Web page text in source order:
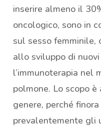
inserire almeno il
oncologico, sono in
sul sesso femminile,
allo sviluppo di
l’immunoterapia nel
polmone. Lo scopo
genere, perché
prevalentemente gli